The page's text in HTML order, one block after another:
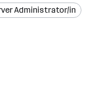
Administrator/in